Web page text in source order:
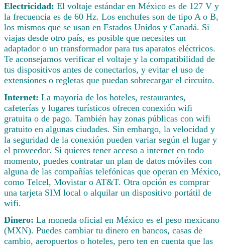
Electricidad: El voltaje estándar en México es de 127 V y
la frecuencia es de 60 Hz. Los enchufes son de tipo A o B,
los mismos que se usan en Estados Unidos y Canadá. Si
viajas desde otro país, es posible que necesites un
adaptador o un transformador para tus aparatos eléctricos.
Te aconsejamos verificar el voltaje y la compatibilidad de
tus dispositivos antes de conectarlos, y evitar el uso de
extensiones o regletas que puedan sobrecargar el circuito.
Internet: La mayoría de los hoteles, restaurantes,
cafeterías y lugares turísticos ofrecen conexión wifi
gratuita o de pago. También hay zonas públicas con wifi
gratuito en algunas ciudades. Sin embargo, la velocidad y
la seguridad de la conexión pueden variar según el lugar y
el proveedor. Si quieres tener acceso a internet en todo
momento, puedes contratar un plan de datos móviles con
alguna de las compañías telefónicas que operan en México,
como Telcel, Movistar o AT&T. Otra opción es comprar
una tarjeta SIM local o alquilar un dispositivo portátil de
wifi.
Dinero: La moneda oficial en México es el peso mexicano
(MXN). Puedes cambiar tu dinero en bancos, casas de
cambio, aeropuertos o hoteles, pero ten en cuenta que las